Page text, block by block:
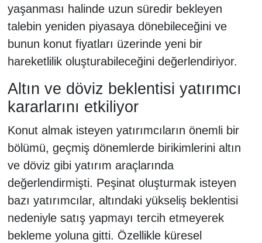
yaşanması halinde uzun süredir bekleyen
talebin yeniden piyasaya dönebileceğini ve
bunun konut fiyatları üzerinde yeni bir
hareketlilik oluşturabileceğini değerlendiriyor.
Altın ve döviz beklentisi yatırımcı
kararlarını etkiliyor
Konut almak isteyen yatırımcıların önemli bir
bölümü, geçmiş dönemlerde birikimlerini altın
ve döviz gibi yatırım araçlarında
değerlendirmişti. Peşinat oluşturmak isteyen
bazı yatırımcılar, altındaki yükseliş beklentisi
nedeniyle satış yapmayı tercih etmeyerek
bekleme yoluna gitti. Özellikle küresel